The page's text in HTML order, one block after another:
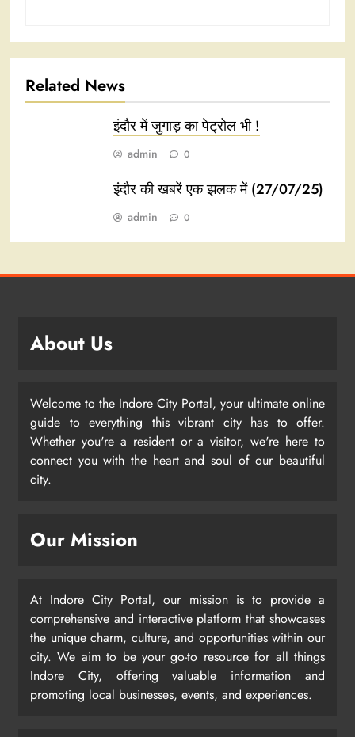
Related News
इंदौर में जुगाड़ का पेट्रोल भी !
admin 0
इंदौर की खबरें एक झलक में (27/07/25)
admin 0
About Us
Welcome to the Indore City Portal, your ultimate online
guide to everything this vibrant city has to offer.
Whether you're a resident or a visitor, we're here to
connect you with the heart and soul of our beautiful
city.
Our Mission
At Indore City Portal, our mission is to provide a
comprehensive and interactive platform that showcases
the unique charm, culture, and opportunities within our
city. We aim to be your go-to resource for all things
Indore City, offering valuable information and
promoting local businesses, events, and experiences.